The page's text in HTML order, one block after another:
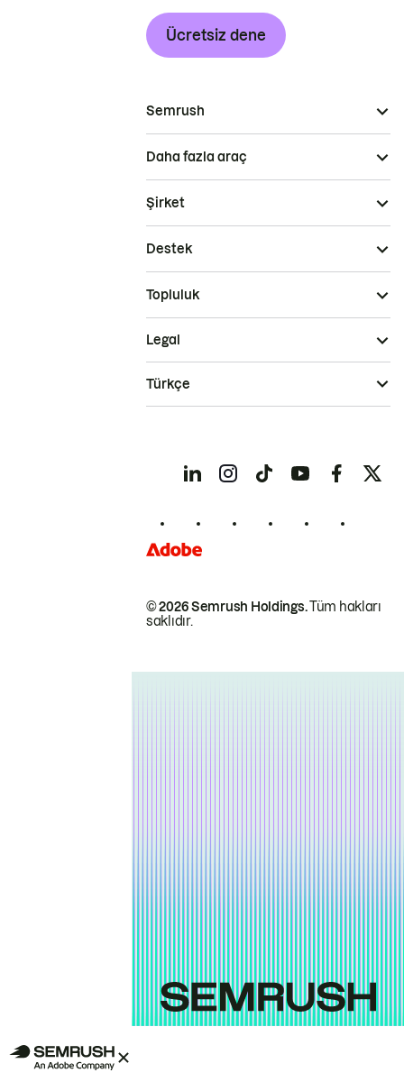
Ücretsiz dene
Semrush
Daha fazla araç
Şirket
Destek
Topluluk
© 2026 Semrush Holdings.Tüm hakları
saklıdır.
Legal
Türkçe